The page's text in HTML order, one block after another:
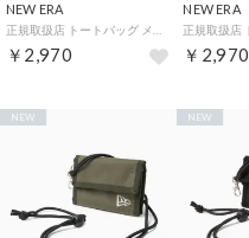
NEW ERA
￥2,970
NEW ERA
￥2,970
NEW NEW